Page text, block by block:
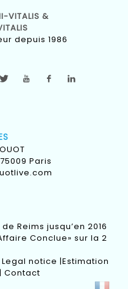
VITALIS &
depuis 1986
Paris
Reims jusqu’en 2016
Conclue» sur la 2
Legal notice |Estimation
| Contact